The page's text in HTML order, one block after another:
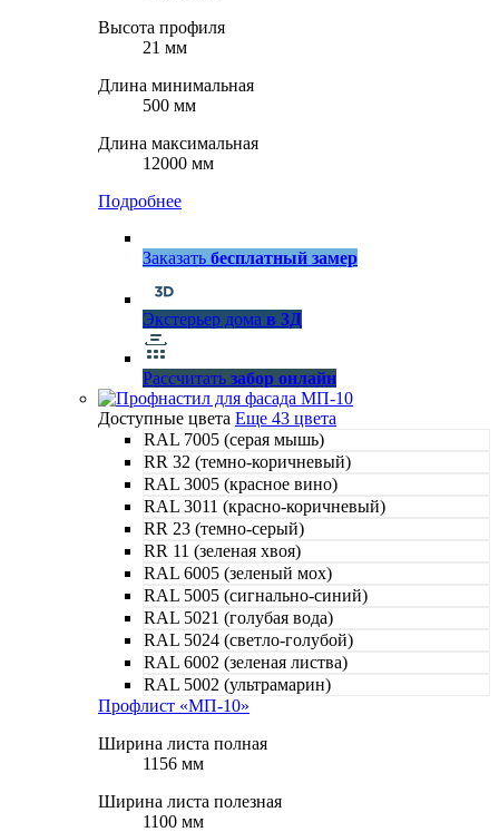
Высота профиля
21 мм
Длина минимальная
500 мм
Длина максимальная
12000 мм
Подробнее
Заказать бесплатный замер
Экстерьер дома в 3Д
Рассчитать забор онлайн
Доступные цвета Еще 43 цвета
RAL 7005 (серая мышь)
RR 32 (темно-коричневый)
RAL 3005 (красное вино)
RAL 3011 (красно-коричневый)
RR 23 (темно-серый)
RR 11 (зеленая хвоя)
RAL 6005 (зеленый мох)
RAL 5005 (сигнально-синий)
RAL 5021 (голубая вода)
RAL 5024 (светло-голубой)
RAL 6002 (зеленая листва)
RAL 5002 (ультрамарин)
Профлист «МП-10»
Ширина листа полная
1156 мм
Ширина листа полезная
1100 мм